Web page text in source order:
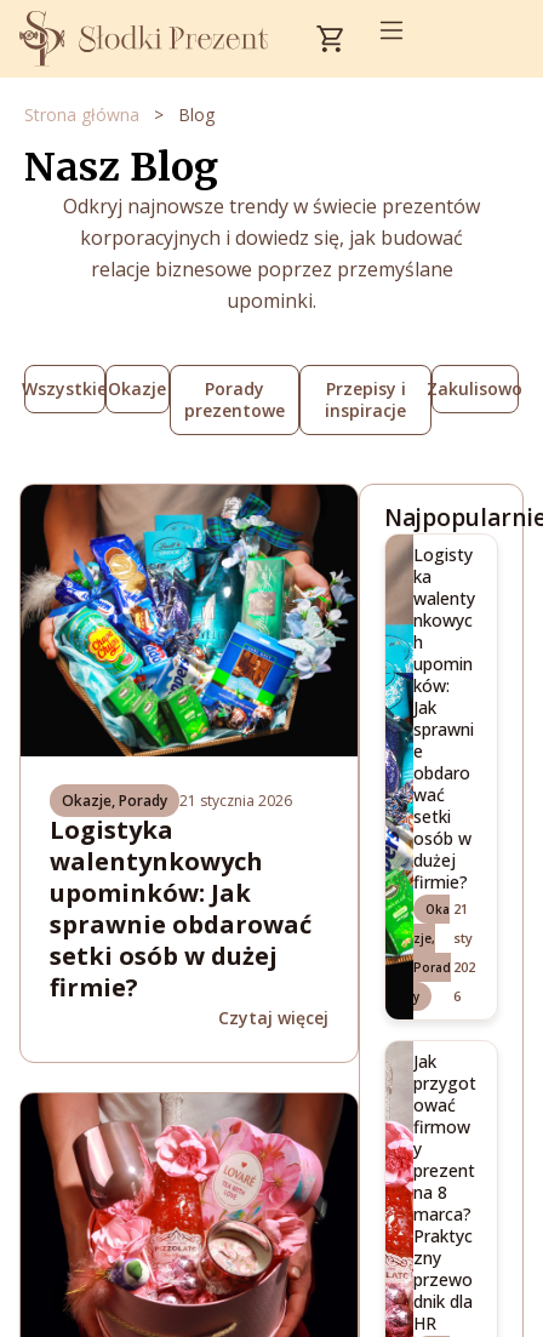
Przejdź
do
treści
Cart
Strona główna > Blog
Nasz Blog
Odkryj najnowsze trendy w świecie prezentów
korporacyjnych i dowiedz się, jak budować
relacje biznesowe poprzez przemyślane
upominki.
Wszystkie Okazje
Porady
prezentowe
Przepisy i
inspiracje
Zakulisowo
Okazje,Porady 21 stycznia 2026
Logistyka
walentynkowych
upominków: Jak
sprawnie obdarować
setki osób w dużej
firmie?
Czytaj więcej
Logisty
ka
walenty
nkowyc
h
upomin
ków:
Jak
sprawni
e
obdaro
wać
setki
osób w
dużej
firmie?
Oka
zje,
Porad
y
21
sty
202
6
Jak
przygot
ować
firmow
y
prezent
na 8
marca?
Praktyc
zny
przewo
dnik dla
HR